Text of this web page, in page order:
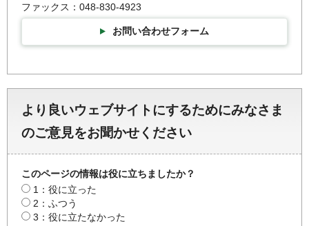
ファックス：048-830-4923
お問い合わせフォーム
より良いウェブサイトにするためにみなさま
のご意見をお聞かせください
このページの情報は役に立ちましたか？
1：役に立った
2：ふつう
3：役に立たなかった